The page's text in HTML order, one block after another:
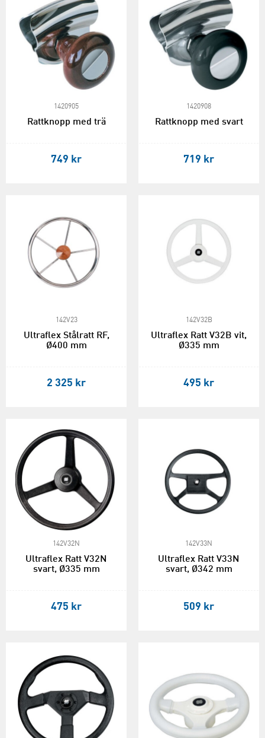
1420905
Rattknopp med trä
749 kr
1420908
Rattknopp med svart
719 kr
142V23
Ultraflex Stålratt RF,
Ø400 mm
2 325 kr
142V32B
Ultraflex Ratt V32B vit,
Ø335 mm
495 kr
142V32N
Ultraflex Ratt V32N
svart, Ø335 mm
475 kr
142V33N
Ultraflex Ratt V33N
svart, Ø342 mm
509 kr